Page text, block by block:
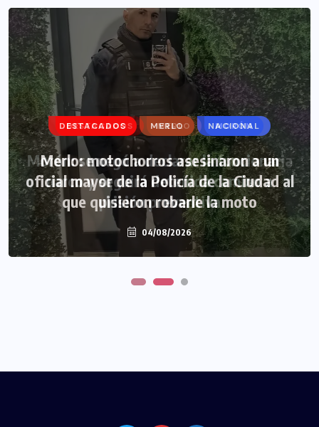
DESTACADOS MERLO NACIONAL
Merlo: motochorros asesinaron a un
oficial mayor de la Policía de la Ciudad al
que quisieron robarle la moto
04/08/2026
DESTACADOS MERLO MORÓN
Morón: se negó a declarar la funcionaria
narco y seguirá detenida camino a
prisión preventiva
04/08/2026